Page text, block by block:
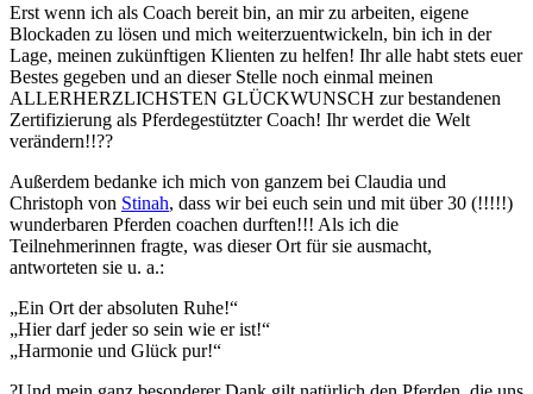
Erst wenn ich als Coach bereit bin, an mir zu arbeiten, eigene
Blockaden zu lösen und mich weiterzuentwickeln, bin ich in der
Lage, meinen zukünftigen Klienten zu helfen! Ihr alle habt stets euer
Bestes gegeben und an dieser Stelle noch einmal meinen
ALLERHERZLICHSTEN GLÜCKWUNSCH zur bestandenen
Zertifizierung als Pferdegestützter Coach! Ihr werdet die Welt
verändern!!??
Außerdem bedanke ich mich von ganzem bei Claudia und
Christoph von Stinah, dass wir bei euch sein und mit über 30 (!!!!!)
wunderbaren Pferden coachen durften!!! Als ich die
Teilnehmerinnen fragte, was dieser Ort für sie ausmacht,
antworteten sie u. a.:
„Ein Ort der absoluten Ruhe!“
„Hier darf jeder so sein wie er ist!“
„Harmonie und Glück pur!“